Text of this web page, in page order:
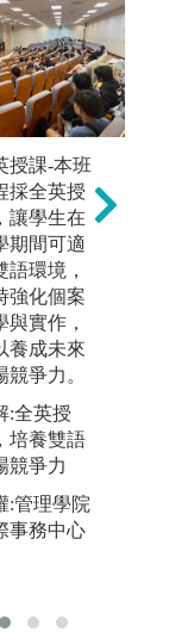
案研討
（Case
）為
學。
:廖瑞銘老
同學進行
學及個
授課-本班
採全英授
讓學生在
期間可適
語環境，
強化個案
與實作，
養成未來
競爭力。
:全英授
培養雙語
競爭力
:管理學院
事務中心